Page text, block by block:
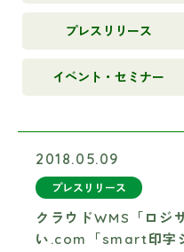
プレスリリース
イベント・セミナー
2018.05.09
プレスリリース
クラウドWMS「ロジ
い.com「smart印字